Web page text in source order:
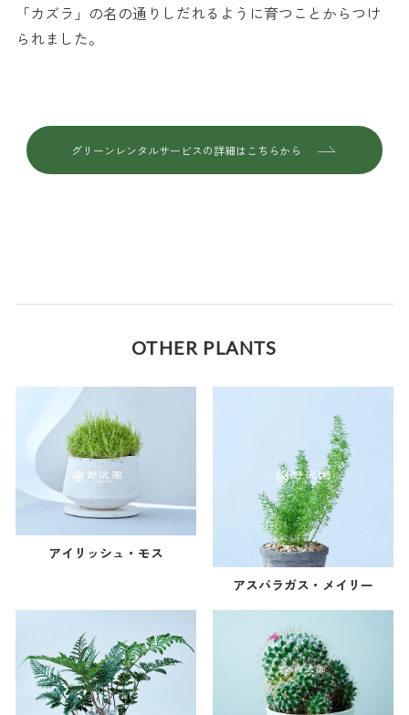
「カズラ」の名の通りしだれるように育つことからつけ
られました。
グリーンレンタルサービスの詳細はこちらから
OTHER PLANTS
アイリッシュ・モス
アスパラガス・メイリー